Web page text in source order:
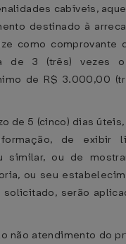
cabíveis,
destinado à
como comprovante
de 3 (três) vezes
de R$ 3.000,00
de 5 (cinco) dias
de exibir
similar, ou de
ou seu
serão
não atendimento do